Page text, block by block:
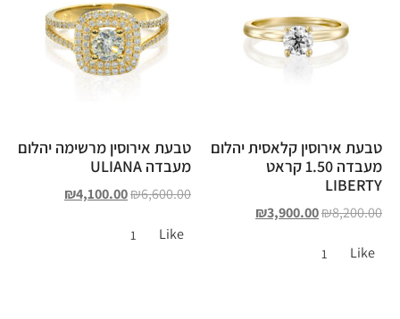
טבעת אירוסין קלאסית יהלום
מעבדה 1.50 קראט
LIBERTY
₪8,200.00
₪3,900.00
Like
1
טבעת אירוסין מרשימה יהלום
מעבדה ULIANA
₪6,600.00
₪4,100.00
Like
1